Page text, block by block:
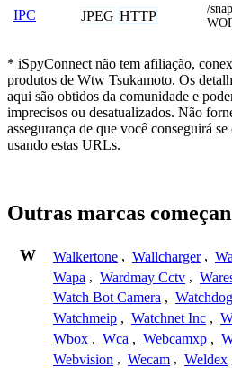
IPC JPEG HTTP
/
* iSpyConnect não tem afiliação,
produtos de Wtw Tsukamoto. Os
aqui são obtidos da comunidade e
imprecisos ou desatualizados. Não
assegurança de que você conseguirá se
usando estas URLs.
Outras marcas
W Walkertone , Wallcharger ,
Wapa , Wardmay Cctv ,
Watch Bot Camera , Watchdog
Watchmeip , Watchnet Inc ,
Wbox , Wca , Webcamxp ,
Webvision , Wecam , Weldex